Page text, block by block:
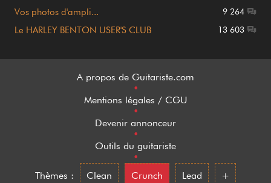
Vos photos d'ampli... 9 264
Le HARLEY BENTON USER'S CLUB 13 603
A propos de Guitariste.com
•
Mentions légales / CGU
•
Devenir annonceur
•
Outils du guitariste
•
Thèmes :
Clean Crunch Lead +